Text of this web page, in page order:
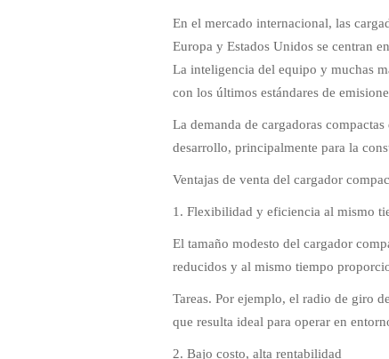
En el mercado internacional, las
Europa y Estados Unidos se centran
La inteligencia del equipo y muchas
con los últimos estándares de
La demanda de cargadoras
desarrollo, principalmente para la
Ventajas de venta del cargador
1. Flexibilidad y eficiencia al mismo
El tamaño modesto del cargador
reducidos y al mismo tiempo
Tareas. Por ejemplo, el radio de giro
que resulta ideal para operar en
2. Bajo costo, alta rentabilidad